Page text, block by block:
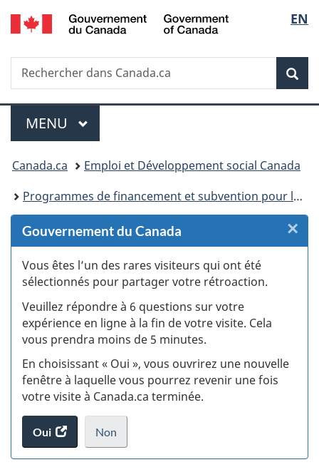
Passer
au
des
Passer
au
principal
Passer
à
Au
du
Passer
à
version
simplifiée
de
la
EN
Recherche
Rechercher
dans
Menu
MENU PRINCIPAL
Vous
êtes
ici :
Canada.ca
Emploi et Développement social Canada
Programmes de financement et subvention pour les projets d’emplois, de formation et de développement social
Gouvernement du Canada
Vous êtes l’un des rares visiteurs qui ont été
sélectionnés pour partager votre rétroaction.
Veuillez répondre à 6 questions sur votre
expérience en ligne à la fin de votre visite. Cela
vous prendra moins de 5 minutes.
En choisissant « Oui », vous ouvrirez une nouvelle
fenêtre à laquelle vous pourrez revenir une fois
votre visite à Canada.ca terminée.
Oui
accéder
au
Non
je
.
×